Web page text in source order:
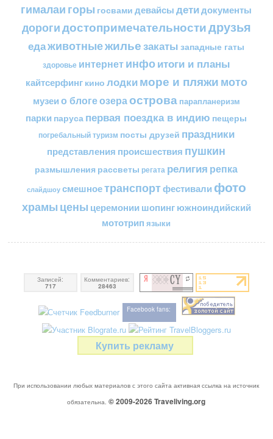
гималаи горы госвами девайсы детидокументы
дорогидостопримечательностидрузья
едаживотныежильезакаты западные гаты
здоровье интернетинфоитоги и планы
кайтсерфинг кино лодкиморе и пляжимото
музеи о блогеозераострова парапланеризм
парки паруса первая поездка в индию пещеры
погребальный туризм посты друзей праздники
представления происшествия пушкин
размышления рассветы регата религия репка
слайдшоу смешноетранспортфестивали фото
храмы цены церемонии шопингюжноиндийский
мототрип языки
Записей:
717
Комментариев:
28463
Facebook fans:
Купить рекламу
При использовании любых материалов с этого сайта активная ссылка на источник
обязательна. © 2009-2026Traveliving.org